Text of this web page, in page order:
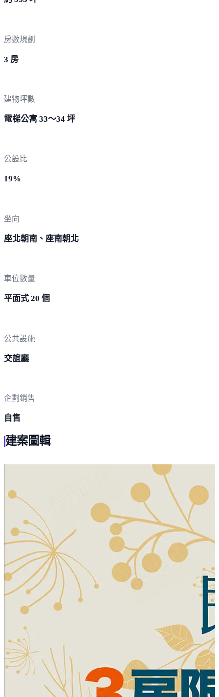
房數規劃
3 房
建物坪數
電梯公寓 33～34 坪
公設比
19%
坐向
座北朝南、座南朝北
車位數量
平面式 20 個
公共設施
交誼廳
企劃銷售
自售
建案圖輯